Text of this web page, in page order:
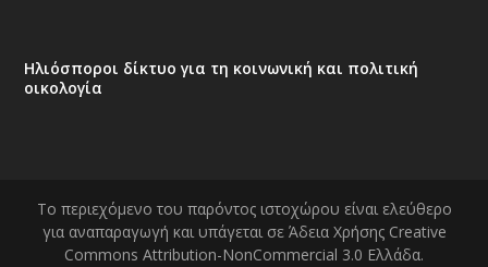
Ηλιόσποροι δίκτυο για τη κοινωνική και πολιτική
οικολογία
Το περιεχόμενο του παρόντος ιστοχώρου είναι ελεύθερο
για αναπαραγωγή και υπάγεται σε Άδεια Χρήσης Creative
Commons Attribution-NonCommercial 3.0 Ελλάδα.